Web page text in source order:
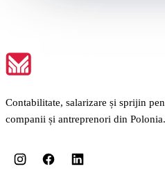
Contabilitate, salarizare și sprijin
companii și antreprenori din Polonia.